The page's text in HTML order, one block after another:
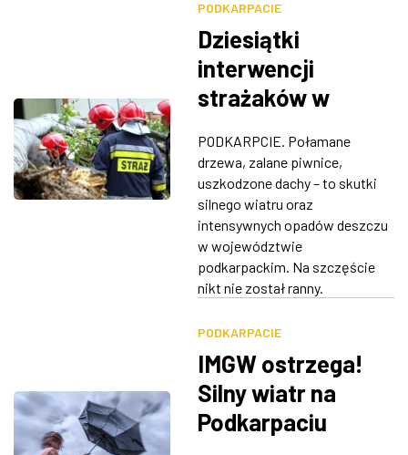
PODKARPACIE
Dziesiątki
interwencji
strażaków w
wiatrem na
Podkarpaciu
PODKARPCIE. Połamane
drzewa, zalane piwnice,
uszkodzone dachy – to skutki
silnego wiatru oraz
intensywnych opadów deszczu
w województwie
podkarpackim. Na szczęście
nikt nie został ranny.
PODKARPACIE
IMGW ostrzega!
Silny wiatr na
Podkarpaciu